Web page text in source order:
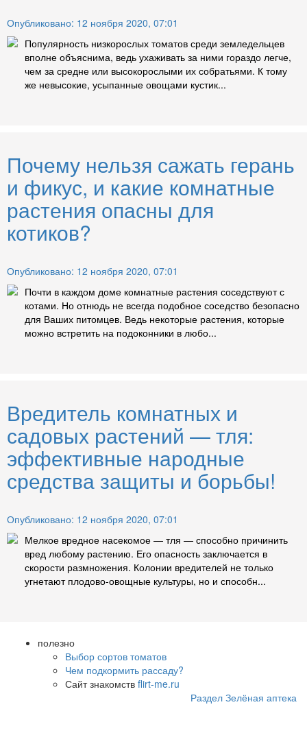
Опубликовано: 12 ноября 2020, 07:01
Популярность низкорослых томатов среди земледельцев
вполне объяснима, ведь ухаживать за ними гораздо легче,
чем за средне или высокорослыми их собратьями. К тому
же невысокие, усыпанные овощами кустик...
Почему нельзя сажать герань
и фикус, и какие комнатные
растения опасны для
котиков?
Опубликовано: 12 ноября 2020, 07:01
Почти в каждом доме комнатные растения соседствуют с
котами. Но отнюдь не всегда подобное соседство безопасно
для Ваших питомцев. Ведь некоторые растения, которые
можно встретить на подоконники в любо...
Вредитель комнатных и
садовых растений — тля:
эффективные народные
средства защиты и борьбы!
Опубликовано: 12 ноября 2020, 07:01
Мелкое вредное насекомое — тля — способно причинить
вред любому растению. Его опасность заключается в
скорости размножения. Колонии вредителей не только
угнетают плодово-овощные культуры, но и способн...
полезно
Выбор сортов томатов
Чем подкормить рассаду?
Сайт знакомств flirt-me.ru
Раздел Зелёная аптека